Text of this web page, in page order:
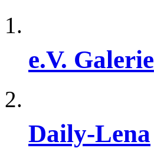
e.V. Galerie
Daily-Lena